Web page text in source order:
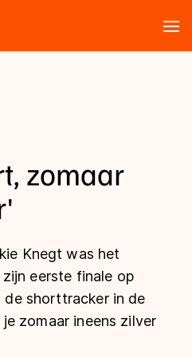
zomaar
Knegt was het
eerste finale op
de shorttracker in de
zomaar ineens zilver